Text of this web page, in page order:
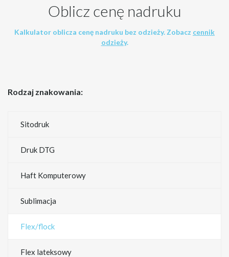
Oblicz cenę nadruku
Kalkulator oblicza cenę nadruku bez odzieży. Zobacz cennik
odzieży.
Rodzaj znakowania:
Sitodruk
Druk DTG
Haft Komputerowy
Sublimacja
Flex/flock
Flex lateksowy